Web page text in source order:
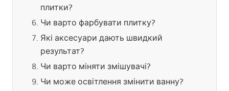
плитки?
Чи варто фарбувати плитку?
Які аксесуари дають швидкий
результат?
Чи варто міняти змішувачі?
Чи може освітлення змінити ванну?